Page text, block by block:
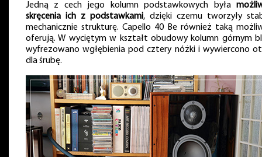
Jedną z cech jego kolumn podstawkowych była
skręcenia ich z podstawkami, dzięki czemu tworzyły
mechanicznie strukturę. Capello 40 Be również taką
oferują. W wyciętym w kształt obudowy kolumn górnym
wyfrezowano wgłębienia pod cztery nóżki i wywiercono
dla śrubę.